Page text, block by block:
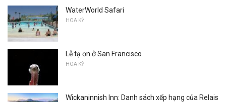
WaterWorld Safari
HOA KỲ
Lễ tạ ơn ở San Francisco
HOA KỲ
Wickaninnish Inn: Danh sách xếp hạng của Relais